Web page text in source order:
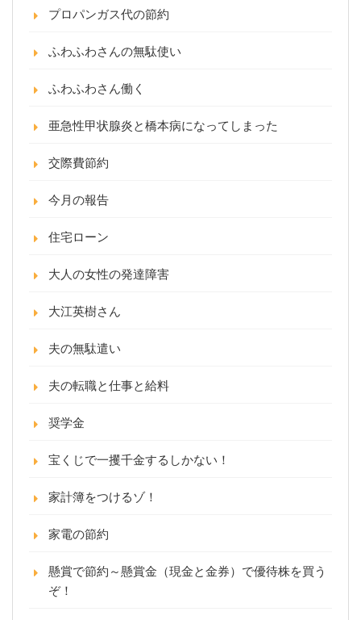
プロパンガス代の節約
ふわふわさんの無駄使い
ふわふわさん働く
亜急性甲状腺炎と橋本病になってしまった
交際費節約
今月の報告
住宅ローン
大人の女性の発達障害
大江英樹さん
夫の無駄遣い
夫の転職と仕事と給料
奨学金
宝くじで一攫千金するしかない！
家計簿をつけるゾ！
家電の節約
懸賞で節約～懸賞金（現金と金券）で優待株を買う
ぞ！